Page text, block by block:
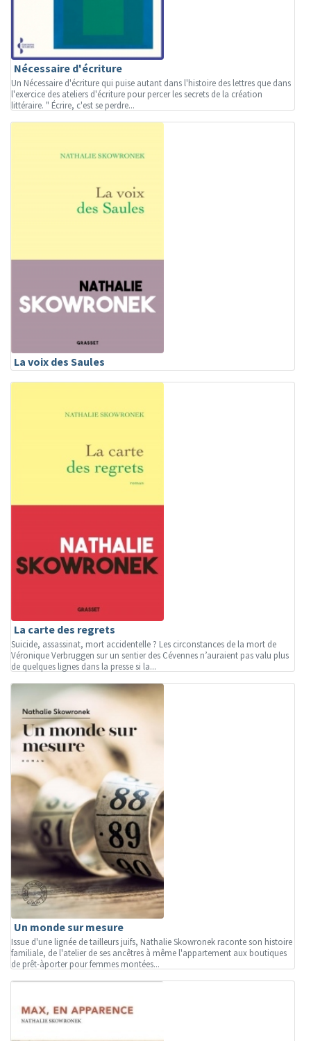
Nécessaire d'écriture
Un Nécessaire d'écriture qui puise autant dans l'histoire des lettres que dans
l'exercice des ateliers d'écriture pour percer les secrets de la création
littéraire. " Écrire, c'est se perdre...
La voix des Saules
La carte des regrets
Suicide, assassinat, mort accidentelle ? Les circonstances de la mort de
Véronique Verbruggen sur un sentier des Cévennes n’auraient pas valu plus
de quelques lignes dans la presse si la...
Un monde sur mesure
Issue d'une lignée de tailleurs juifs, Nathalie Skowronek raconte son histoire
familiale, de l'atelier de ses ancêtres à même l'appartement aux boutiques
de prêt-àporter pour femmes montées...